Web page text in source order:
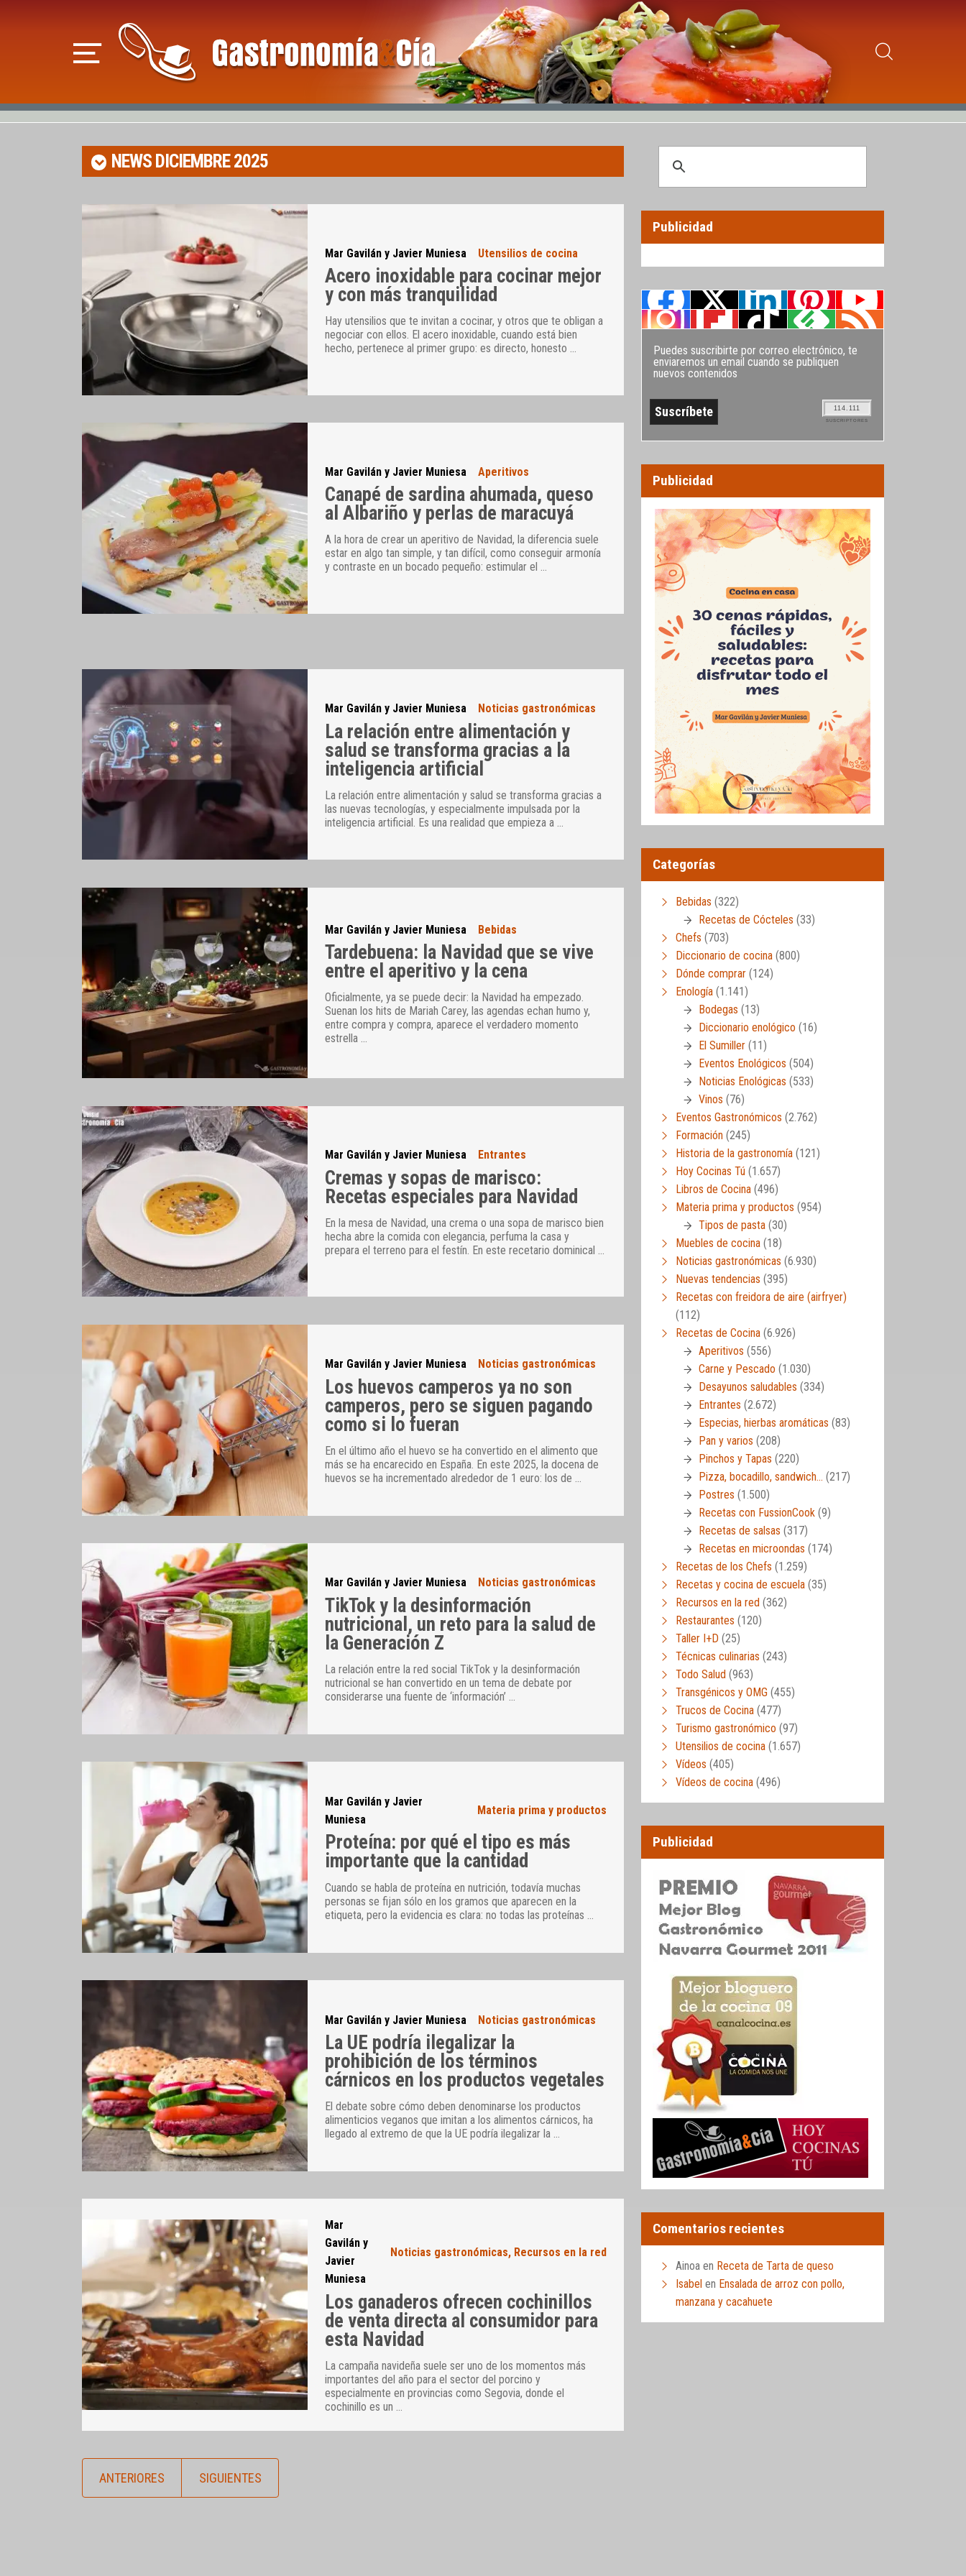
NEWS DICIEMBRE 2025
Mar Gavilán y Javier Muniesa Utensilios de cocina
Acero inoxidable para cocinar mejor
y con más tranquilidad
Hay utensilios que te invitan a cocinar, y otros que te obligan a
negociar con ellos. El acero inoxidable, cuando está bien
hecho, pertenece al primer grupo: es directo, honesto …
Mar Gavilán y Javier Muniesa Aperitivos
Canapé de sardina ahumada, queso
al Albariño y perlas de maracuyá
A la hora de crear un aperitivo de Navidad, la diferencia suele
estar en algo tan simple, y tan difícil, como conseguir armonía
y contraste en un bocado pequeño: estimular el …
Mar Gavilán y Javier Muniesa Noticias gastronómicas
La relación entre alimentación y
salud se transforma gracias a la
inteligencia artificial
La relación entre alimentación y salud se transforma gracias a
las nuevas tecnologías, y especialmente impulsada por la
inteligencia artificial. Es una realidad que empieza a …
Mar Gavilán y Javier Muniesa Bebidas
Tardebuena: la Navidad que se vive
entre el aperitivo y la cena
Oficialmente, ya se puede decir: la Navidad ha empezado.
Suenan los hits de Mariah Carey, las agendas echan humo y,
entre compra y compra, aparece el verdadero momento
estrella …
Mar Gavilán y Javier Muniesa Entrantes
Cremas y sopas de marisco:
Recetas especiales para Navidad
En la mesa de Navidad, una crema o una sopa de marisco bien
hecha abre la comida con elegancia, perfuma la casa y
prepara el terreno para el festín. En este recetario dominical …
Mar Gavilán y Javier Muniesa Noticias gastronómicas
Los huevos camperos ya no son
camperos, pero se siguen pagando
como si lo fueran
En el último año el huevo se ha convertido en el alimento que
más se ha encarecido en España. En este 2025, la docena de
huevos se ha incrementado alrededor de 1 euro: los de …
Mar Gavilán y Javier Muniesa Noticias gastronómicas
TikTok y la desinformación
nutricional, un reto para la salud de
la Generación Z
La relación entre la red social TikTok y la desinformación
nutricional se han convertido en un tema de debate por
considerarse una fuente de ‘información’ …
Mar Gavilán y Javier
Muniesa
Materia prima y productos
Proteína: por qué el tipo es más
importante que la cantidad
Cuando se habla de proteína en nutrición, todavía muchas
personas se fijan sólo en los gramos que aparecen en la
etiqueta, pero la evidencia es clara: no todas las proteínas
Mar Gavilán y Javier Muniesa Noticias gastronómicas
La UE podría ilegalizar la
prohibición de los términos
cárnicos en los productos vegetales
El debate sobre cómo deben denominarse los productos
alimenticios veganos que imitan a los alimentos cárnicos, ha
llegado al extremo de que la UE podría ilegalizar la …
Mar
Gavilán y
Javier
Muniesa
Noticias gastronómicas, Recursos en la red
Los ganaderos ofrecen cochinillos
de venta directa al consumidor para
esta Navidad
La campaña navideña suele ser uno de los momentos más
importantes del año para el sector del porcino y
especialmente en provincias como Segovia, donde el
cochinillo es un …
ANTERIORES SIGUIENTES
Publicidad
Puedes suscribirte por correo electrónico, te
enviaremos un email cuando se publiquen
nuevos contenidos
114.111
SUSCRIPTORES
Publicidad
Categorías
Bebidas (322)
Recetas de Cócteles (33)
Chefs (703)
Diccionario de cocina (800)
Dónde comprar (124)
Enología (1.141)
Bodegas (13)
Diccionario enológico (16)
El Sumiller (11)
Eventos Enológicos (504)
Noticias Enológicas (533)
Vinos (76)
Eventos Gastronómicos (2.762)
Formación (245)
Historia de la gastronomía (121)
Hoy Cocinas Tú (1.657)
Libros de Cocina (496)
Materia prima y productos (954)
Tipos de pasta (30)
Muebles de cocina (18)
Noticias gastronómicas (6.930)
Nuevas tendencias (395)
Recetas con freidora de aire (airfryer)
(112)
Recetas de Cocina (6.926)
Aperitivos (556)
Carne y Pescado (1.030)
Desayunos saludables (334)
Entrantes (2.672)
Especias, hierbas aromáticas (83)
Pan y varios (208)
Pinchos y Tapas (220)
Pizza, bocadillo, sandwich… (217)
Postres (1.500)
Recetas con FussionCook (9)
Recetas de salsas (317)
Recetas en microondas (174)
Recetas de los Chefs (1.259)
Recetas y cocina de escuela (35)
Recursos en la red (362)
Restaurantes (120)
Taller I+D (25)
Técnicas culinarias (243)
Todo Salud (963)
Transgénicos y OMG (455)
Trucos de Cocina (477)
Turismo gastronómico (97)
Utensilios de cocina (1.657)
Vídeos (405)
Vídeos de cocina (496)
Publicidad
Comentarios recientes
Ainoa en Receta de Tarta de queso
Isabel en Ensalada de arroz con pollo,
manzana y cacahuete